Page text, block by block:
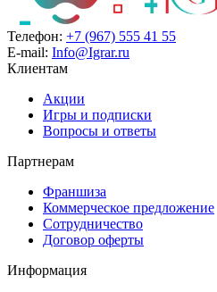
Телефон: +7 (967) 555 41 55
E-mail: Info@Igrar.ru
Клиентам
Акции
Игры и подписки
Вопросы и ответы
Партнерам
Франшиза
Коммерческое предложение
Сотрудничество
Договор оферты
Информация